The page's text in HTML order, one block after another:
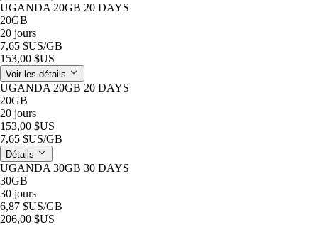
UGANDA 20GB 20 DAYS
20GB
20 jours
7,65 $US/GB
153,00 $US
Voir les détails
UGANDA 20GB 20 DAYS
20GB
20 jours
153,00 $US
7,65 $US/GB
Détails
UGANDA 30GB 30 DAYS
30GB
30 jours
6,87 $US/GB
206,00 $US